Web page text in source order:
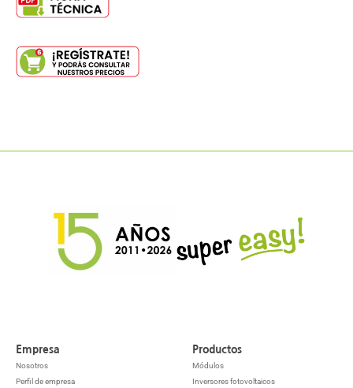
Empresa
Nosotros
Perfil de empresa
Productos
Módulos
Inversores fotovoltaicos